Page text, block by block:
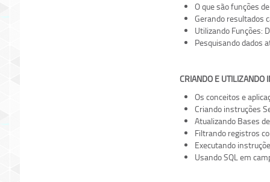
O que são funções
Gerando resultados
Utilizando Funções:
Pesquisando dados
CRIANDO E UTILIZANDO
Os conceitos e
Criando instruções
Atualizando Bases
Filtrando registros
Executando
Usando SQL em